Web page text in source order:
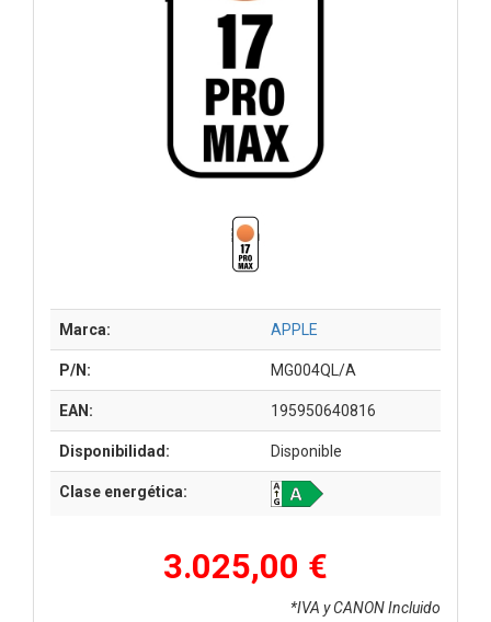
Marca: APPLE
P/N: MG004QL/A
EAN: 195950640816
Disponibilidad: Disponible
Clase energética:
3.025,00 €
*IVA y CANON Incluido